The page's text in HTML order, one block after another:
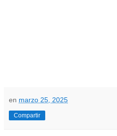
en marzo 25, 2025
Compartir